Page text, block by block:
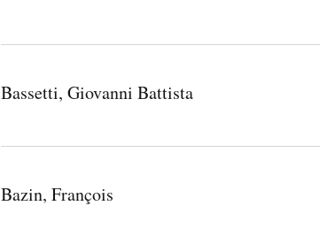
Bassetti, Giovanni Battista
Bazin, François